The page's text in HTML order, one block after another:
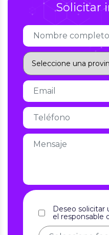
Solicitar
Deseo solicitar
el responsable